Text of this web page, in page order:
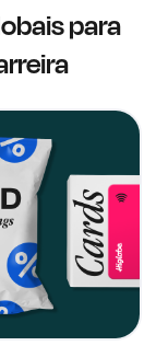
para